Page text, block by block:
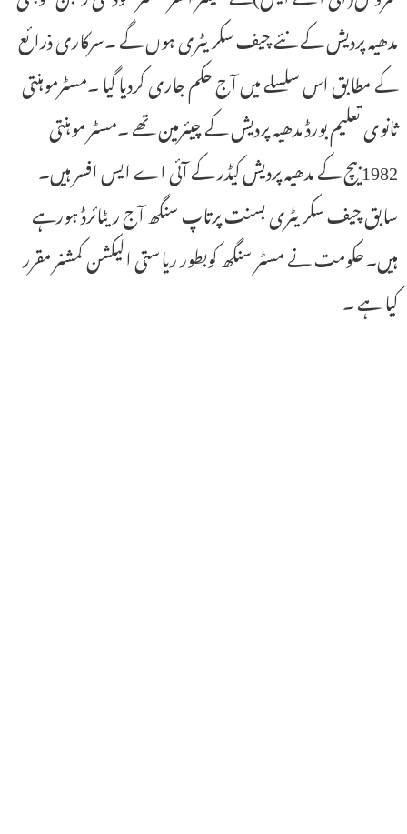
مدھیہ پردیش کے نئے چیف سکریٹری ہوں گے ۔سرکاری ذرائع
کے مطابق اس سلسلے میں آج حکم جاری کردیا گیا ۔مسٹرموہنتی
ثانوی تعلیم بورڈ مدھیہ پردیش کے چیئرمین تھے ۔مسٹر موہنتی
1982بیچ کے مدھیہ پردیش کیڈر کے آئی اے ایس افسر ہیں۔
سابق چیف سکریٹری بسنت پرتاپ سنگھ آج ریٹائرڈ ہورہے
ہیں۔حکومت نے مسٹر سنگھ کوبطور ریاستی الیکشن کمشنر مقرر
کیا ہے ۔